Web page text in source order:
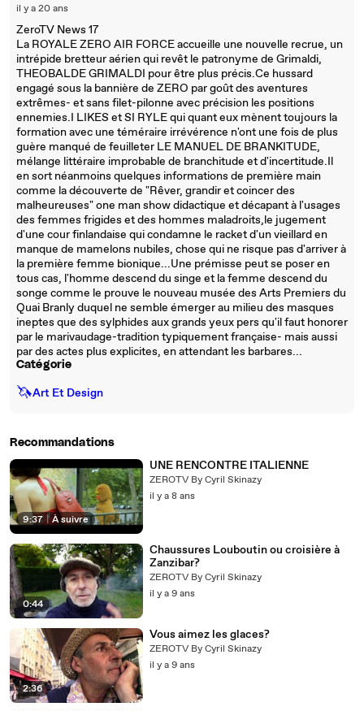
il y a 20 ans
ZeroTV News 17
La ROYALE ZERO AIR FORCE accueille une nouvelle recrue, un
intrépide bretteur aérien qui revêt le patronyme de Grimaldi,
THEOBALDE GRIMALDI pour être plus précis.Ce hussard
engagé sous la bannière de ZERO par goût des aventures
extrêmes- et sans filet-pilonne avec précision les positions
ennemies.I LIKES et SI RYLE qui quant eux mènent toujours la
formation avec une téméraire irrévérence n'ont une fois de plus
guère manqué de feuilleter LE MANUEL DE BRANKITUDE,
mélange littéraire improbable de branchitude et d'incertitude.Il
en sort néanmoins quelques informations de première main
comme la découverte de "Rêver, grandir et coincer des
malheureuses" one man show didactique et décapant à l'usages
des femmes frigides et des hommes maladroits,le jugement
d'une cour finlandaise qui condamne le racket d'un vieillard en
manque de mamelons nubiles, chose qui ne risque pas d'arriver à
la première femme bionique...Une prémisse peut se poser en
tous cas, l'homme descend du singe et la femme descend du
songe comme le prouve le nouveau musée des Arts Premiers du
Quai Branly duquel ne semble émerger au milieu des masques
ineptes que des sylphides aux grands yeux pers qu'il faut honorer
par le marivaudage-tradition typiquement française- mais aussi
par des actes plus explicites, en attendant les barbares...
Catégorie
🦄Art Et Design
Recommandations
9:37 | À suivre
UNE RENCONTRE ITALIENNE
ZEROTV By Cyril Skinazy
il y a 8 ans
0:44
Chaussures Louboutin ou croisière à
Zanzibar?
ZEROTV By Cyril Skinazy
il y a 9 ans
2:36
Vous aimez les glaces?
ZEROTV By Cyril Skinazy
il y a 9 ans